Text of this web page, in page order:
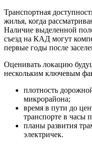
Транспортная
жилья, когда
Наличие выделенной
съезд на КАД могут
первые годы после
Оценивать локацию
нескольким ключевым
плотность
микрорайона;
время в пути до
транспорте в часы
планы развития
электричек.